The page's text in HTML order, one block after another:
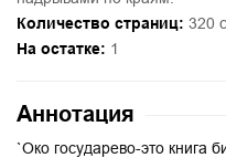
Количество страниц: 320 с.
На остатке: 1
Аннотация
`Око государево-это книга